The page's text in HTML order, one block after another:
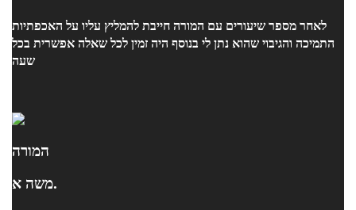
לאחר מספר שיעורים עם המורה חייבת להמליץ עליו על האכפתיות
התמיכה והגיבוי שהוא נתן לי בנוסף היה זמין לכל שאלה אפשרית בכל
שעה
המורה
משה א.